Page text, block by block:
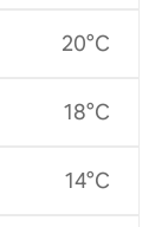
20°C
18°C
14°C